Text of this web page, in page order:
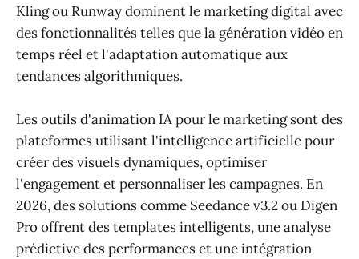
Kling ou Runway dominent le marketing digital avec
des fonctionnalités telles que la génération vidéo en
temps réel et l'adaptation automatique aux
tendances algorithmiques.
Les outils d'animation IA pour le marketing sont des
plateformes utilisant l'intelligence artificielle pour
créer des visuels dynamiques, optimiser
l'engagement et personnaliser les campagnes. En
2026, des solutions comme Seedance v3.2 ou Digen
Pro offrent des templates intelligents, une analyse
prédictive des performances et une intégration